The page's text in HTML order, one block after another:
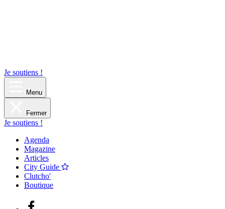
Je soutiens !
Menu
Fermer
Je soutiens !
Agenda
Magazine
Articles
City Guide
Clutcho'
Boutique